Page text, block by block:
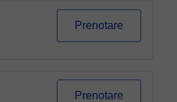
Prenotare
Prenotare